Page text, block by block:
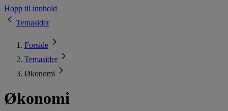
Hopp til innhold
Temasider
Forside
Temasider
Økonomi
Økonomi